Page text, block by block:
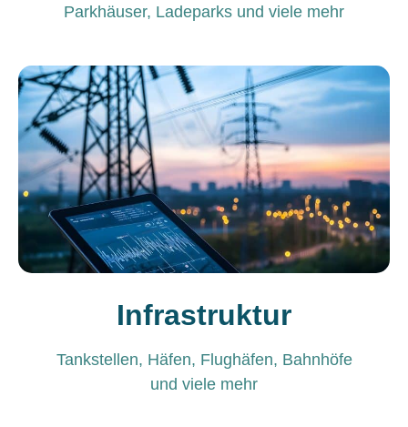
Parkhäuser, Ladeparks und viele mehr
Infrastruktur
Tankstellen, Häfen, Flughäfen, Bahnhöfe
und viele mehr